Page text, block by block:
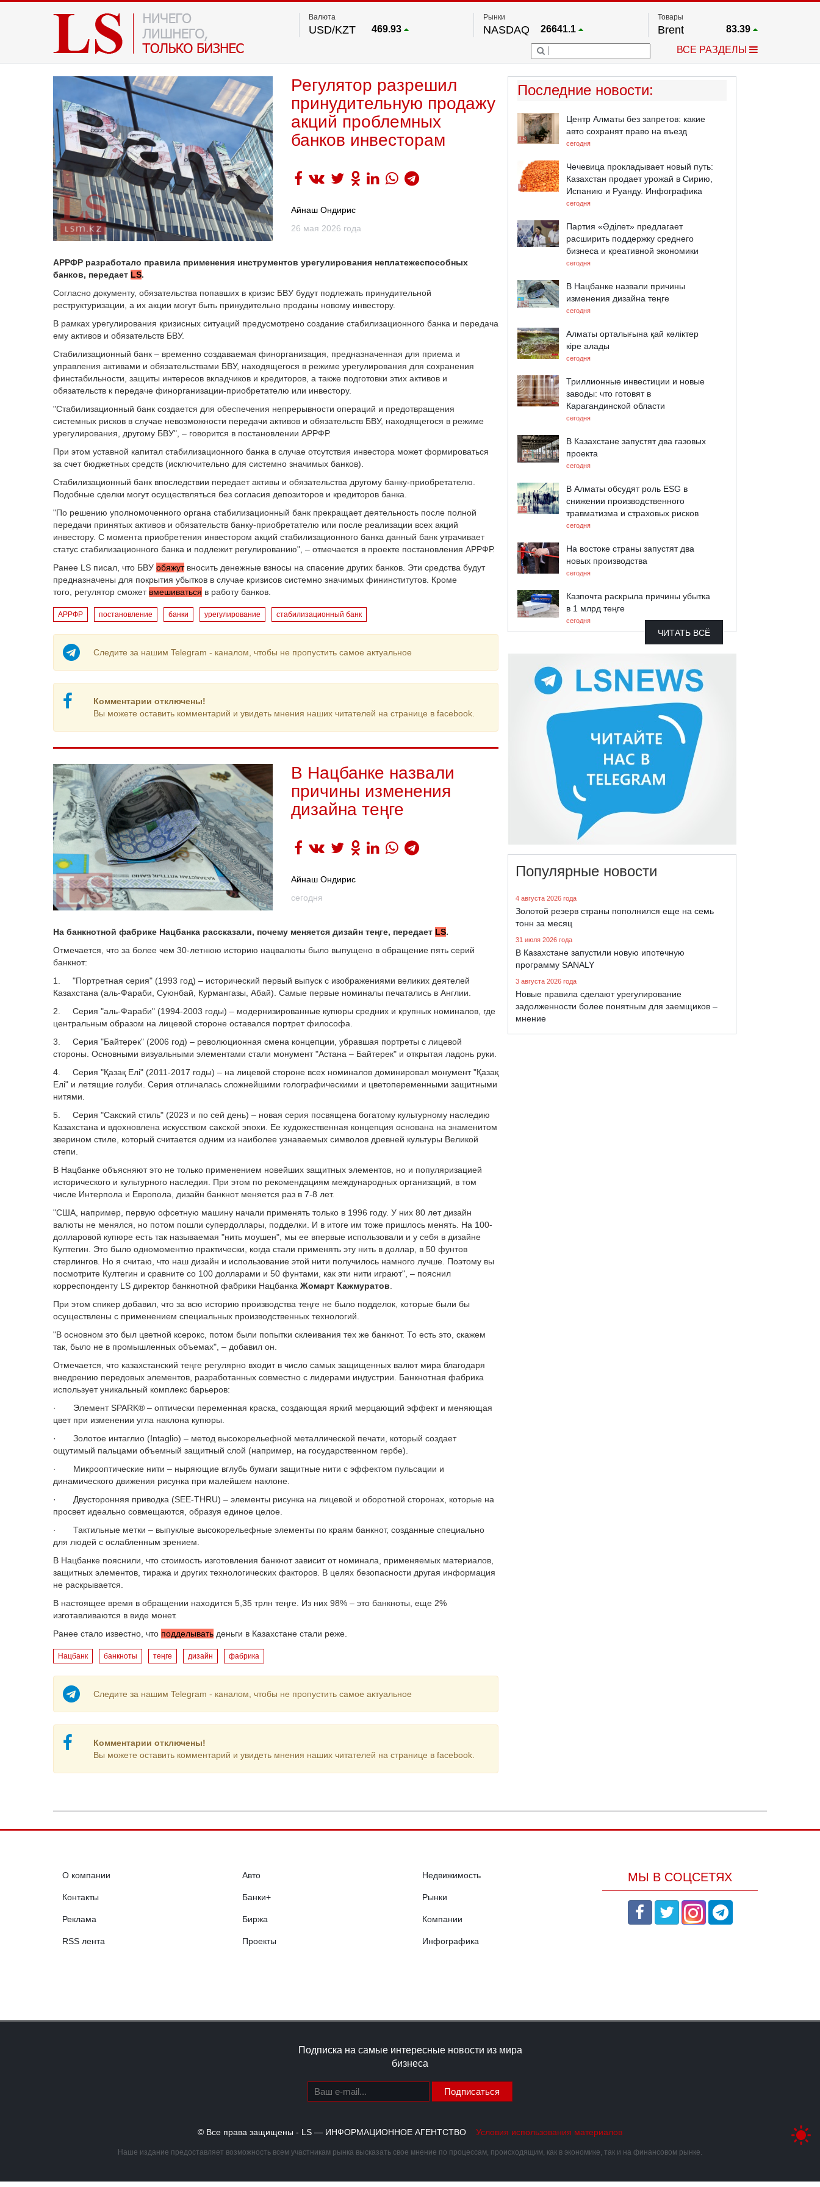
Валюта
USD/KZT 469.93
Рынки
NASDAQ 26641.1
FTSE 100 67.17
54024.9
S&P 500
NYSE 24555.3
Товары
Brent 83.39
Платина
2.672
ВСЕ РАЗДЕЛЫ
Регулятор разрешил
принудительную продажу
акций проблемных
банков инвесторам
Айнаш Ондирис
26 мая 2026 года
АРРФР разработало правила применения инструментов урегулирования неплатежеспособных
банков, передает LS.
Согласно документу, обязательства попавших в кризис БВУ будут подлежать принудительной
реструктуризации, а их акции могут быть принудительно проданы новому инвестору.
В рамках урегулирования кризисных ситуаций предусмотрено создание стабилизационного банка и передача
ему активов и обязательств БВУ.
Стабилизационный банк – временно создаваемая финорганизация, предназначенная для приема и
управления активами и обязательствами БВУ, находящегося в режиме урегулирования для сохранения
финстабильности, защиты интересов вкладчиков и кредиторов, а также подготовки этих активов и
обязательств к передаче финорганизации-приобретателю или инвестору.
"Стабилизационный банк создается для обеспечения непрерывности операций и предотвращения
системных рисков в случае невозможности передачи активов и обязательств БВУ, находящегося в режиме
урегулирования, другому БВУ", – говорится в постановлении АРРФР.
При этом уставной капитал стабилизационного банка в случае отсутствия инвестора может формироваться
за счет бюджетных средств (исключительно для системно значимых банков).
Стабилизационный банк впоследствии передает активы и обязательства другому банку-приобретателю.
Подобные сделки могут осуществляться без согласия депозиторов и кредиторов банка.
"По решению уполномоченного органа стабилизационный банк прекращает деятельность после полной
передачи принятых активов и обязательств банку-приобретателю или после реализации всех акций
инвестору. С момента приобретения инвестором акций стабилизационного банка данный банк утрачивает
статус стабилизационного банка и подлежит регулированию", – отмечается в проекте постановления АРРФР.
Ранее LS писал, что БВУ обяжутвносить денежные взносы на спасение других банков. Эти средства будут
предназначены для покрытия убытков в случае кризисов системно значимых фининститутов. Кроме
того, регулятор сможет вмешиваться в работу банков.
АРРФР постановление банки урегулирование стабилизационный банк
Следите за нашим Telegram - каналом, чтобы не пропустить самое актуальное
Комментарии отключены!
Вы можете оставить комментарий и увидеть мнения наших читателей на странице в facebook.
В Нацбанке назвали
причины изменения
дизайна теңге
Айнаш Ондирис
сегодня
На банкнотной фабрике Нацбанка рассказали, почему меняется дизайн теңге, передает LS.
Отмечается, что за более чем 30-летнюю историю нацвалюты было выпущено в обращение пять серий
банкнот:
1. "Портретная серия" (1993 год) – исторический первый выпуск с изображениями великих деятелей
Казахстана (аль-Фараби, Суюнбай, Курмангазы, Абай). Самые первые номиналы печатались в Англии.
2. Серия "аль-Фараби" (1994-2003 годы) – модернизированные купюры средних и крупных номиналов, где
центральным образом на лицевой стороне оставался портрет философа.
3. Серия "Байтерек" (2006 год) – революционная смена концепции, убравшая портреты с лицевой
стороны. Основными визуальными элементами стали монумент "Астана – Байтерек" и открытая ладонь руки.
4. Серия "Қазақ Елі" (2011-2017 годы) – на лицевой стороне всех номиналов доминировал монумент "Қазақ
Елі" и летящие голуби. Серия отличалась сложнейшими голографическими и цветопеременными защитными
нитями.
5. Серия "Сакский стиль" (2023 и по сей день) – новая серия посвящена богатому культурному наследию
Казахстана и вдохновлена искусством сакской эпохи. Ее художественная концепция основана на знаменитом
зверином стиле, который считается одним из наиболее узнаваемых символов древней культуры Великой
степи.
В Нацбанке объясняют это не только применением новейших защитных элементов, но и популяризацией
исторического и культурного наследия. При этом по рекомендациям международных организаций, в том
числе Интерпола и Европола, дизайн банкнот меняется раз в 7-8 лет.
"США, например, первую офсетную машину начали применять только в 1996 году. У них 80 лет дизайн
валюты не менялся, но потом пошли супердоллары, подделки. И в итоге им тоже пришлось менять. На 100-
долларовой купюре есть так называемая "нить моушен", мы ее впервые использовали и у себя в дизайне
Култегин. Это было одномоментно практически, когда стали применять эту нить в доллар, в 50 фунтов
стерлингов. Но я считаю, что наш дизайн и использование этой нити получилось намного лучше. Поэтому вы
посмотрите Култегин и сравните со 100 долларами и 50 фунтами, как эти нити играют", – пояснил
корреспонденту LS директор банкнотной фабрики Нацбанка Жомарт Кажмуратов
При этом спикер добавил, что за всю историю производства теңге не было подделок, которые были бы
осуществлены с применением специальных производственных технологий.
"В основном это был цветной ксерокс, потом были попытки склеивания тех же банкнот. То есть это, скажем
так, было не в промышленных объемах", – добавил он.
Отмечается, что казахстанский теңге регулярно входит в число самых защищенных валют мира благодаря
внедрению передовых элементов, разработанных совместно с лидерами индустрии. Банкнотная фабрика
использует уникальный комплекс барьеров:
· Элемент SPARK® – оптически переменная краска, создающая яркий мерцающий эффект и меняющая
цвет при изменении угла наклона купюры.
· Золотое интаглио (Intaglio) – метод высокорельефной металлической печати, который создает
ощутимый пальцами объемный защитный слой (например, на государственном гербе).
· Микрооптические нити – ныряющие вглубь бумаги защитные нити с эффектом пульсации и
динамического движения рисунка при малейшем наклоне.
· Двусторонняя приводка (SEE-THRU) – элементы рисунка на лицевой и оборотной сторонах, которые на
просвет идеально совмещаются, образуя единое целое.
· Тактильные метки – выпуклые высокорельефные элементы по краям банкнот, созданные специально
для людей с ослабленным зрением.
В Нацбанке пояснили, что стоимость изготовления банкнот зависит от номинала, применяемых материалов,
защитных элементов, тиража и других технологических факторов. В целях безопасности другая информация
не раскрывается.
В настоящее время в обращении находится 5,35 трлн теңге. Из них 98% – это банкноты, еще 2%
изготавливаются в виде монет.
Ранее стало известно, что подделывать деньги в Казахстане стали реже.
Нацбанк банкноты теңге дизайн фабрика
Следите за нашим Telegram - каналом, чтобы не пропустить самое актуальное
Комментарии отключены!
Вы можете оставить комментарий и увидеть мнения наших читателей на странице в facebook.
Последние новости:
Центр Алматы без запретов: какие
авто сохранят право на въезд
сегодня
Чечевица прокладывает новый путь:
Казахстан продает урожай в Сирию,
Испанию и Руанду. Инфографика
сегодня
Партия «Әділет» предлагает
расширить поддержку среднего
бизнеса и креативной экономики
сегодня
В Нацбанке назвали причины
изменения дизайна теңге
сегодня
Алматы орталығына қай көліктер
кіре алады
сегодня
Триллионные инвестиции и новые
заводы: что готовят в
Карагандинской области
сегодня
В Казахстане запустят два газовых
проекта
сегодня
В Алматы обсудят роль ESG в
снижении производственного
травматизма и страховых рисков
сегодня
На востоке страны запустят два
новых производства
сегодня
Казпочта раскрыла причины убытка
в 1 млрд теңге
сегодня
ЧИТАТЬ ВСЁ
Популярные новости
4 августа 2026 года
Золотой резерв страны пополнился еще на семь
тонн за месяц
31 июля 2026 года
В Казахстане запустили новую ипотечную
программу SANALY
3 августа 2026 года
Новые правила сделают урегулирование
задолженности более понятным для заемщиков –
мнение
О компании
Контакты
Реклама
RSS лента
Авто
Банки+
Биржа
Проекты
Недвижимость
Рынки
Компании
Инфографика
МЫ В СОЦСЕТЯХ
Подписка на самые интересные новости из мира
бизнеса
Подписаться
© Все права защищены - LS — ИНФОРМАЦИОННОЕ АГЕНТСТВО Условия использования материалов
Наше издание предоставляет возможность всем участникам рынка высказать свое мнение по процессам, происходящим, как в экономике, так и на финансовом рынке.